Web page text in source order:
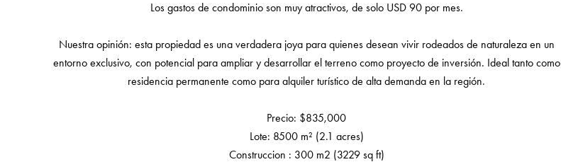
Los gastos de condominio son muy atractivos, de solo USD 90 por mes.
Nuestra opinión: esta propiedad es una verdadera joya para quienes desean vivir rodeados de naturaleza en un
entorno exclusivo, con potencial para ampliar y desarrollar el terreno como proyecto de inversión. Ideal tanto como
residencia permanente como para alquiler turístico de alta demanda en la región.
Precio: $835,000
Lote: 8500 m² (2.1 acres)
Construccion : 300 m2 (3229 sq ft)